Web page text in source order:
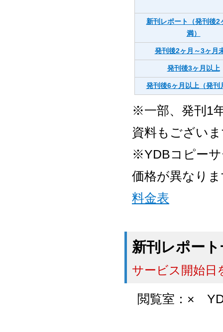
新刊レポート（発刊後2
満）
発刊後2ヶ月～3ヶ月
発刊後3ヶ月以上
発刊後6ヶ月以上（発刊
※一部、発刊1
資料もござい
※YDBコピーサ
価格が異なり
料金表
新刊レポー
サービス開始日
閲覧室： ×